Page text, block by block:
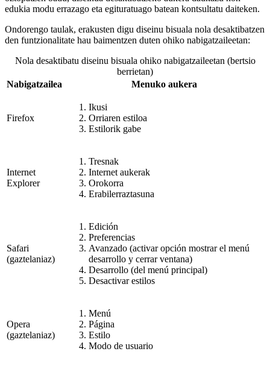
edukia modu errazago eta egituratuago batean kontsultatu daiteken.
Ondorengo taulak, erakusten digu diseinu bisuala nola desaktibatzen
den funtzionalitate hau baimentzen duten ohiko nabigatzaileetan:
Nola desaktibatu diseinu bisuala ohiko nabigatzaileetan (bertsio
berrietan)
Nabigatzailea
Menuko aukera
Firefox
Ikusi
Orriaren estiloa
Estilorik gabe
Internet
Explorer
Tresnak
Internet aukerak
Orokorra
Erabilerraztasuna
Safari
(gaztelaniaz)
Edición
Preferencias
Avanzado (activar opción mostrar el menú
desarrollo y cerrar ventana)
Desarrollo (del menú principal)
Desactivar estilos
Opera
(gaztelaniaz)
Menú
Página
Estilo
Modo de usuario